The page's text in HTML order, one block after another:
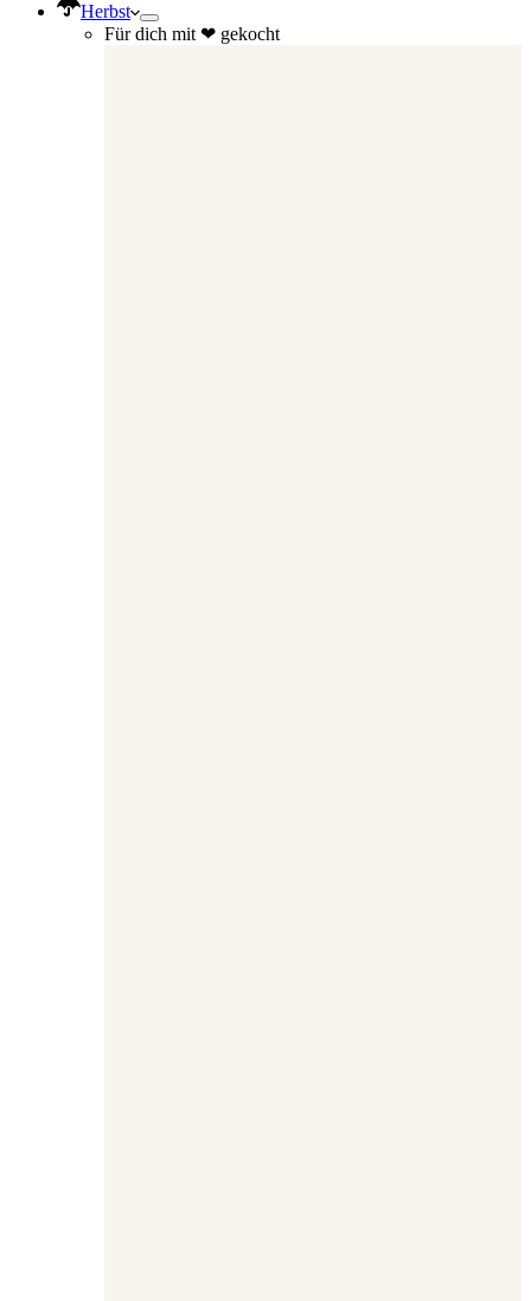
Herbst
Für dich mit ❤ gekocht